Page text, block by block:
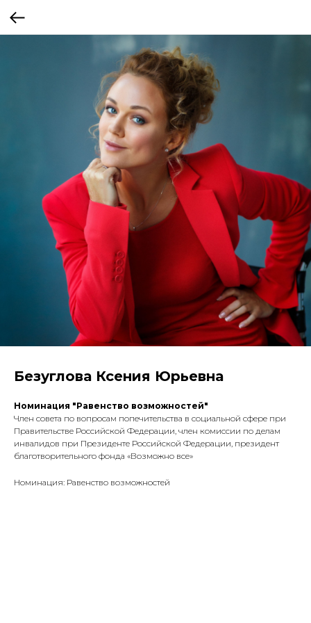
Безуглова Ксения Юрьевна
Номинация "Равенство возможностей"
Член совета по вопросам попечительства в социальной сфере при
Правительстве Российской Федерации, член комиссии по делам
инвалидов при Президенте Российской Федерации, президент
благотворительного фонда «Возможно все»
Номинация: Равенство возможностей